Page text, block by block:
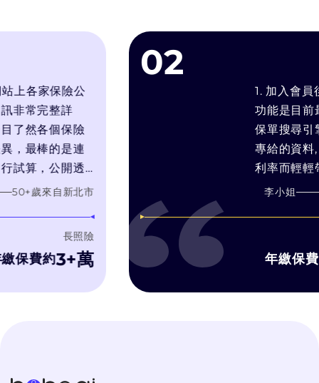
家保險公
完整詳
各個保險
棒的是連
，公開透
的需求推
來自新北市
長照險
約3+萬
02
1. 加入會員後可
功能是目前最符
保單搜尋引擎. 2.
專給的資料, 常
利率而輕輕帶過
靠推銷技術和人
字比較, 有疑問
李小姐 60+
年繳保費約